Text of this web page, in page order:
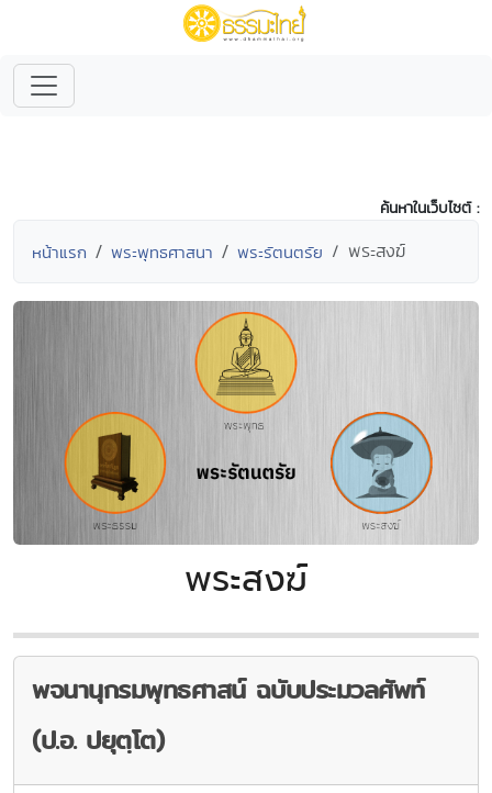
ค้นหาในเว็บไซต์ :
หน้าแรก พระพุทธศาสนา พระรัตนตรัย พระสงฆ์
พระสงฆ์
พจนานุกรมพุทธศาสน์ ฉบับประมวลศัพท์
(ป.อ. ปยุตฺโต)